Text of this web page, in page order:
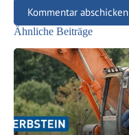
Kommentar abschicken
Ähnliche Beiträge